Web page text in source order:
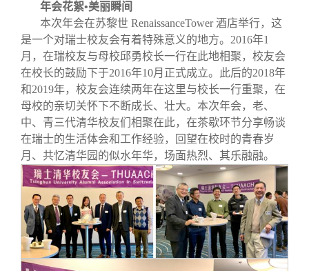
年会花絮•美丽瞬间
本次年会在苏黎世 RenaissanceTower 酒店举行，这
是一个对瑞士校友会有着特殊意义的地方。2016年1
月，在瑞校友与母校邱勇校长一行在此地相聚，校友会
在校长的鼓励下于2016年10月正式成立。此后的2018年
和2019年，校友会连续两年在这里与校长一行重聚，在
母校的亲切关怀下不断成长、壮大。本次年会，老、
中、青三代清华校友们相聚在此，在茶歇环节分享畅谈
在瑞士的生活体会和工作经验，回望在校时的青春岁
月、共忆清华园的似水年华，场面热烈、其乐融融。